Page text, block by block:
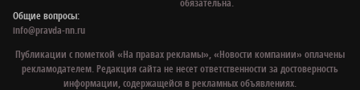
Общие вопросы:
info@pravda-nn.ru
Публикации с пометкой «На правах рекламы», «Новости компании» оплачены
рекламодателем. Редакция сайта не несет ответственности за достоверность
информации, содержащейся в рекламных объявлениях.